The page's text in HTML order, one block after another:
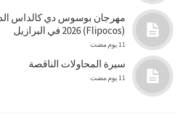
مهرجان بوسوس دي كالداس
(Flipocos) 2026 في البرازيل
11 يوم مضت
سيرة المحاولات الناقصة
11 يوم مضت